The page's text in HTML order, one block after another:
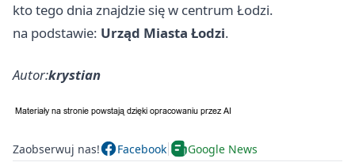
kto tego dnia znajdzie się w centrum Łodzi.
na podstawie: Urząd Miasta Łodzi.
Autor:krystian
Zaobserwuj nas! Facebook Google News